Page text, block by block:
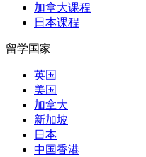
加拿大课程
日本课程
留学国家
英国
美国
加拿大
新加坡
日本
中国香港